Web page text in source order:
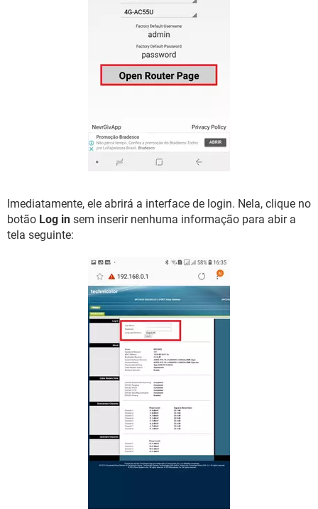
Imediatamente, ele abrirá a interface de login. Nela, clique no
botão Log in sem inserir nenhuma informação para abir a
tela seguinte: